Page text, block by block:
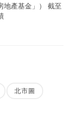
地產基金」） 截至
北市圖